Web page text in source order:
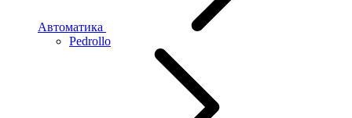
Автоматика
Pedrollo